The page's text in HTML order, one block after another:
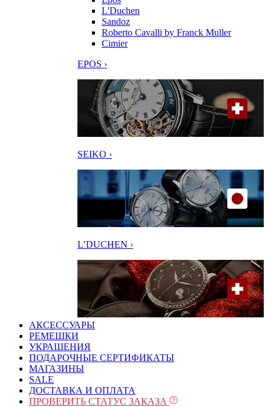
L'Duchen
Sandoz
Roberto Cavalli by Franck Muller
Cimier
EPOS ›
SEIKO ›
L’DUCHEN ›
АКСЕССУАРЫ
РЕМЕШКИ
УКРАШЕНИЯ
ПОДАРОЧНЫЕ СЕРТИФИКАТЫ
МАГАЗИНЫ
SALE
ДОСТАВКА И ОПЛАТА
ПРОВЕРИТЬ СТАТУС ЗАКАЗА